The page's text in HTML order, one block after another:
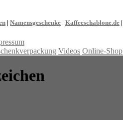
| Namensgeschenke | Kaffeeschablone.de |
Videos Online-Shop